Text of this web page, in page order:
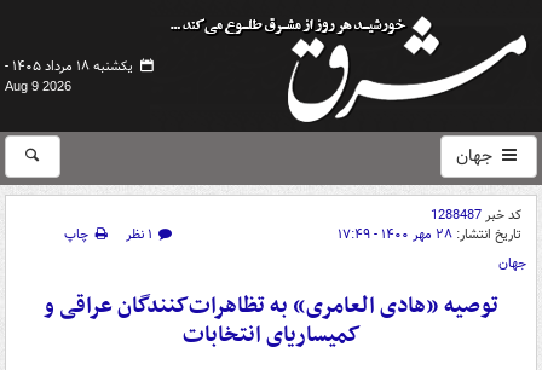
یکشنبه ۱۸ مرداد ۱۴۰۵ -
Aug 9 2026
جهان
کد خبر1288487
تاریخ انتشار: ۲۸ مهر ۱۴۰۰ - ۱۷:۴۹ ۱ نظر
چاپ
جهان
توصیه «هادی العامری» به تظاهرات‌کنندگان عراقی و
کمیساریای انتخابات